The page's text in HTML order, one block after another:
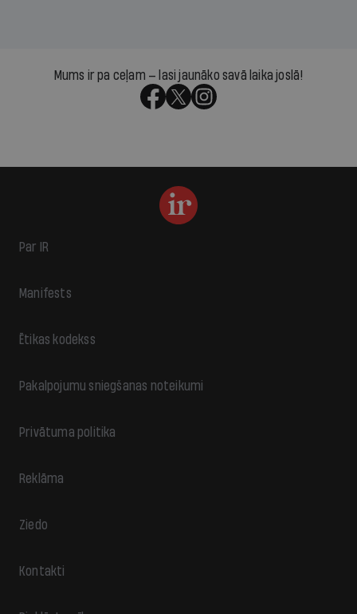
Mums ir pa ceļam — lasi jaunāko savā laika joslā!
Par IR
Manifests
Ētikas kodekss
Pakalpojumu sniegšanas noteikumi
Privātuma politika
Reklāma
Ziedo
Kontakti